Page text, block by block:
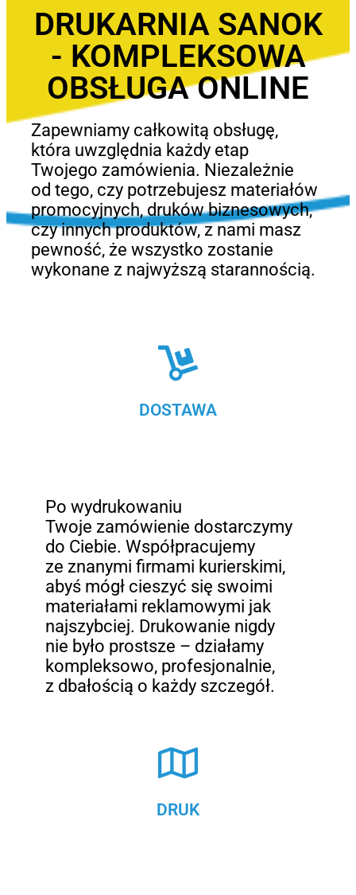
DRUKARNIA SANOK
- KOMPLEKSOWA
OBSŁUGA ONLINE
Zapewniamy całkowitą obsługę,
która uwzględnia każdy etap
Twojego zamówienia. Niezależnie
od tego, czy potrzebujesz materiałów
promocyjnych, druków biznesowych,
czy innych produktów, z nami masz
pewność, że wszystko zostanie
wykonane z najwyższą starannością.
DRUK
DOSTAWA
Po wydrukowaniu
Twoje zamówienie dostarczymy
do Ciebie. Współpracujemy
ze znanymi firmami kurierskimi,
abyś mógł cieszyć się swoimi
materiałami reklamowymi jak
najszybciej. Drukowanie nigdy
nie było prostsze – działamy
kompleksowo, profesjonalnie,
z dbałością o każdy szczegół.